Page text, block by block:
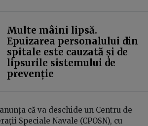
Multe mâini lipsă.
Epuizarea personalului din
spitale este cauzată și de
lipsurile sistemului de
prevenție
că va deschide un Centru de
Speciale Navale (CPOSN), cu